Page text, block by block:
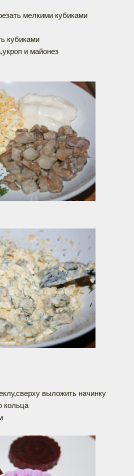
мелкими кубиками
кубиками
и майонез
выложить начинку
кольца